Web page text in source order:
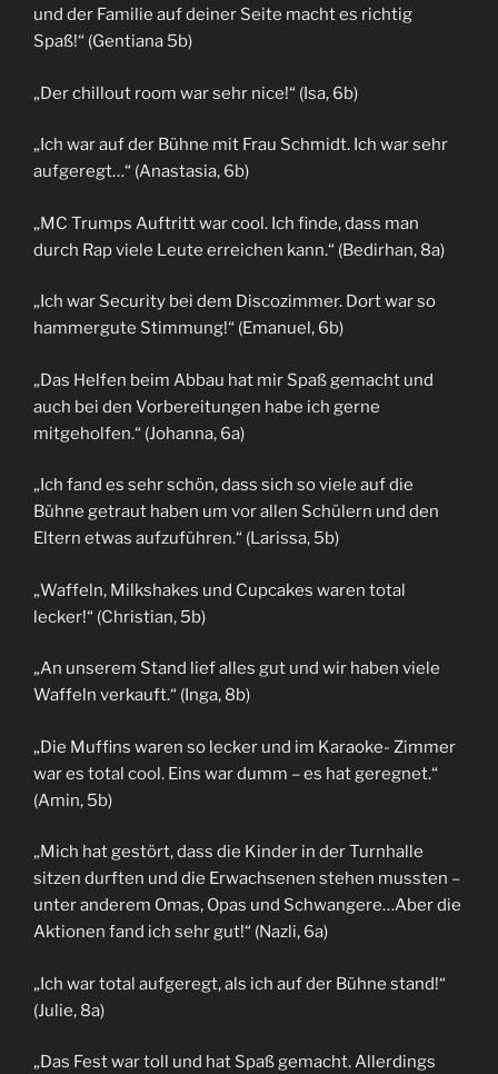
und der Familie auf deiner Seite macht es richtig
Spaß!“ (Gentiana 5b)
„Der chillout room war sehr nice!“ (Isa, 6b)
„Ich war auf der Bühne mit Frau Schmidt. Ich war sehr
aufgeregt…“ (Anastasia, 6b)
„MC Trumps Auftritt war cool. Ich finde, dass man
durch Rap viele Leute erreichen kann.“ (Bedirhan, 8a)
„Ich war Security bei dem Discozimmer. Dort war so
hammergute Stimmung!“ (Emanuel, 6b)
„Das Helfen beim Abbau hat mir Spaß gemacht und
auch bei den Vorbereitungen habe ich gerne
mitgeholfen.“ (Johanna, 6a)
„Ich fand es sehr schön, dass sich so viele auf die
Bühne getraut haben um vor allen Schülern und den
Eltern etwas aufzuführen.“ (Larissa, 5b)
„Waffeln, Milkshakes und Cupcakes waren total
lecker!“ (Christian, 5b)
„An unserem Stand lief alles gut und wir haben viele
Waffeln verkauft.“ (Inga, 8b)
„Die Muffins waren so lecker und im Karaoke- Zimmer
war es total cool. Eins war dumm – es hat geregnet.“
(Amin, 5b)
„Mich hat gestört, dass die Kinder in der Turnhalle
sitzen durften und die Erwachsenen stehen mussten –
unter anderem Omas, Opas und Schwangere…Aber die
Aktionen fand ich sehr gut!“ (Nazli, 6a)
„Ich war total aufgeregt, als ich auf der Bühne stand!“
(Julie, 8a)
„Das Fest war toll und hat Spaß gemacht. Allerdings